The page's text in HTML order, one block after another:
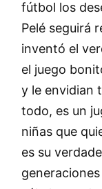
fútbol los
Pelé seguirá
inventó el
el juego
y le envidian
todo, es un
niñas que
es su